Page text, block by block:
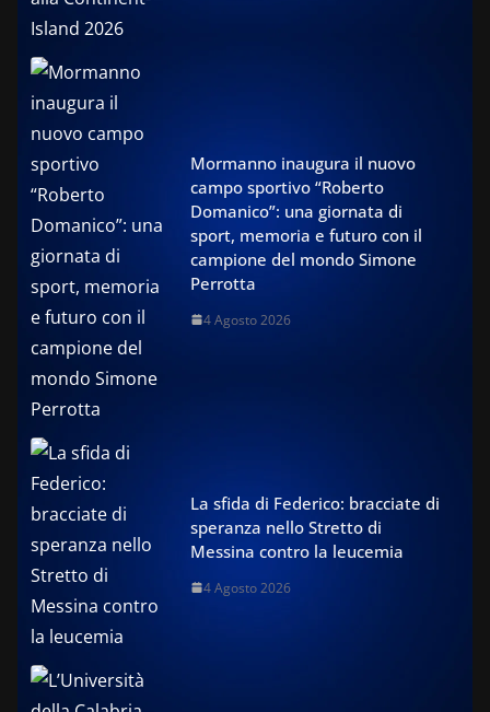
Mormanno inaugura il nuovo
campo sportivo “Roberto
Domanico”: una giornata di
sport, memoria e futuro con il
campione del mondo Simone
Perrotta
4 Agosto 2026
La sfida di Federico: bracciate di
speranza nello Stretto di
Messina contro la leucemia
4 Agosto 2026